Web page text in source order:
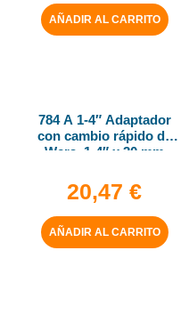
AÑADIR AL CARRITO
784 A 1-4″ Adaptador
con cambio rápido de
Wera, 1-4″ x 30 mm
20,47 €
AÑADIR AL CARRITO